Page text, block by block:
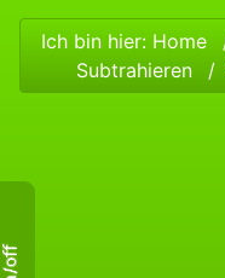
Ich bin hier: Home
Subtrahieren